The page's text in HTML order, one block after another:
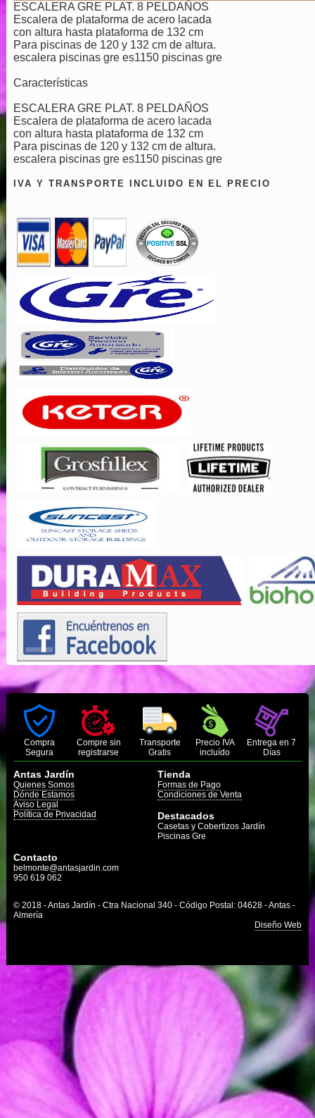
ESCALERA GRE PLAT. 8 PELDAÑOS
Escalera de plataforma de acero lacada
con altura hasta plataforma de 132 cm
Para piscinas de 120 y 132 cm de altura.
escalera piscinas gre es1150 piscinas gre
Características
ESCALERA GRE PLAT. 8 PELDAÑOS
Escalera de plataforma de acero lacada
con altura hasta plataforma de 132 cm
Para piscinas de 120 y 132 cm de altura.
escalera piscinas gre es1150 piscinas gre
IVA Y TRANSPORTE INCLUIDO EN EL PRECIO
Compra
Segura
Compre sin
registrarse
Transporte
Gratis
Precio IVA
incluído
Entrega en 7
Días
Antas Jardín
Quienes Somos
Dónde Estamos
Aviso Legal
Política de Privacidad
Tienda
Formas de Pago
Condiciones de Venta
Destacados
Casetas y Cobertizos Jardín
Piscinas Gre
Contacto
belmonte@antasjardin.com
950 619 062
© 2018 - Antas Jardín - Ctra Nacional 340 - Código Postal: 04628 - Antas -
Almería
Diseño Web